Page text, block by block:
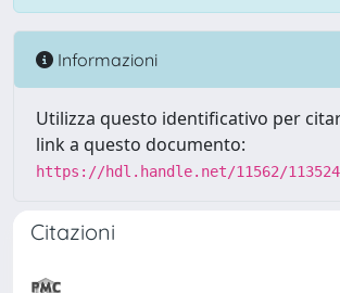
Informazioni
Utilizza questo identificativo per
link a questo documento:
https://hdl.handle.net/11562/
Citazioni